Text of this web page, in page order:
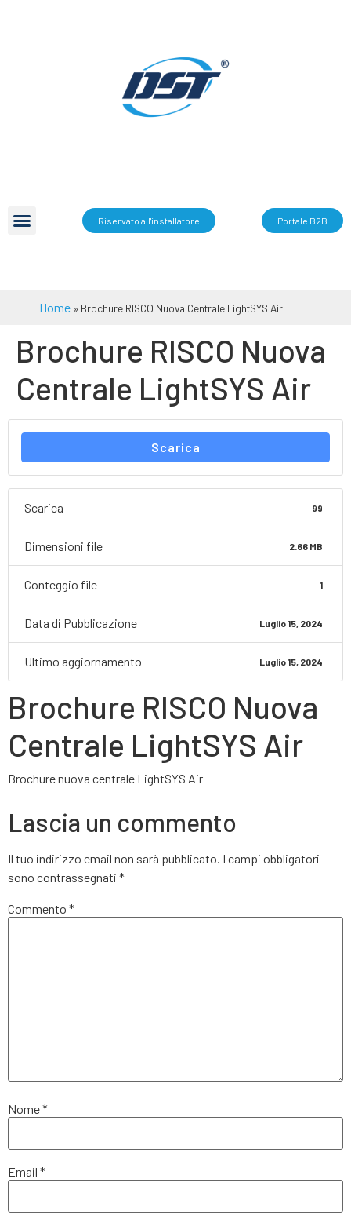
Riservato all'installatore Portale B2B
Home » Brochure RISCO Nuova Centrale LightSYS Air
Brochure RISCO Nuova
Centrale LightSYS Air
Scarica
Scarica 99
Dimensioni file 2.66 MB
Conteggio file 1
Data di Pubblicazione Luglio 15, 2024
Ultimo aggiornamento Luglio 15, 2024
Brochure RISCO Nuova
Centrale LightSYS Air
Brochure nuova centrale LightSYS Air
Lascia un commento
Il tuo indirizzo email non sarà pubblicato. I campi obbligatori
sono contrassegnati *
Commento *
Nome*
Email *